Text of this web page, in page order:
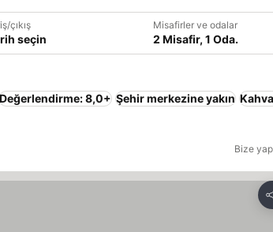
çıkış
seçin
Misafirler ve odalar
2 Misafir, 1 Oda.
Değerlendirme: 8,0+ Şehir merkezine yakın
Bize